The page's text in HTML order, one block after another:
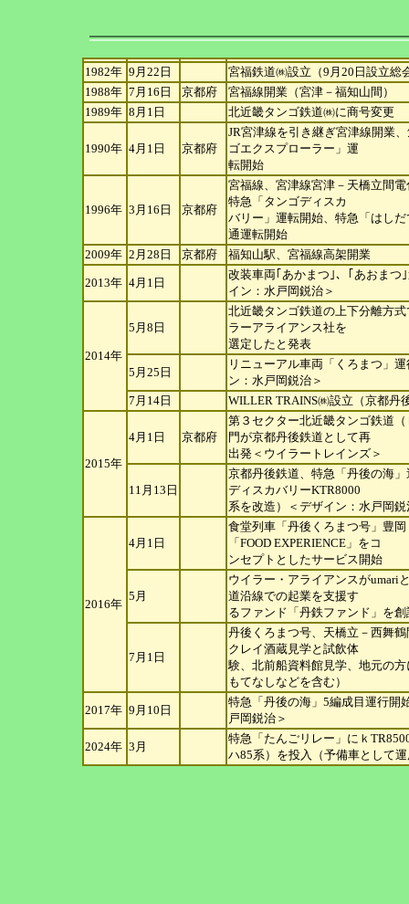
1982年 9月22日
宮福鉄道㈱設立（9月20日設立総
1988年 7月16日 京都府
宮福線開業（宮津－福知山間）
1989年 8月1日 北近畿タンゴ鉄道㈱に商号変更
1990年 4月1日 京都府
JR宮津線を引き継ぎ宮津線開業
ゴエクスプローラー」運
転開始
1996年 3月16日 京都府
宮福線、宮津線宮津－天橋立間
特急「タンゴディスカ
バリー」運転開始、特急「はし
通運転開始
2009年 2月28日 京都府 福知山駅、宮福線高架開業
2013年 4月1日
改装車両｢あかまつ｣、｢あおまつ
イン：水戸岡鋭治＞
2014年
5月8日
北近畿タンゴ鉄道の上下分離方
ラーアライアンス社を
選定したと発表
5月25日
リニューアル車両「くろまつ」
ン：水戸岡鋭治＞
7月14日
WILLER TRAINS㈱設立（京都丹
2015年
4月1日 京都府
第３セクター北近畿タンゴ鉄道
門が京都丹後鉄道として再
出発＜ウイラートレインズ＞
11月13日
京都丹後鉄道、特急「丹後の海
ディスカバリーKTR8000
系を改造）＜デザイン：水戸岡鋭
2016年
4月1日
食堂列車「丹後くろまつ号」豊
「FOOD EXPERIENCE」をコ
ンセプトとしたサービス開始
5月
ウイラー・アライアンスがumari
道沿線での起業を支援す
るファンド「丹鉄ファンド」を創
7月1日
丹後くろまつ号、天橋立－西舞
クレイ酒蔵見学と試飲体
験、北前船資料館見学、地元の
もてなしなどを含む）
2017年 9月10日
特急「丹後の海」5編成目運行開
戸岡鋭治＞
2024年 3月
特急「たんごリレー」にｋ
ハ85系）を投入（予備車として